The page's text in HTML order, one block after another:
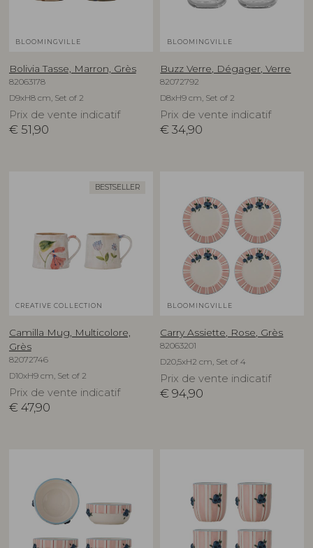
BLOOMINGVILLE
Bolivia Tasse, Marron, Grès
82063178
D9xH8 cm, Set of 2
Prix de vente indicatif
€ 51,90
BLOOMINGVILLE
Buzz Verre, Dégager, Verre
82072792
D8xH9 cm, Set of 2
Prix de vente indicatif
€ 34,90
BESTSELLER
CREATIVE COLLECTION
Camilla Mug, Multicolore,
Grès
82072746
D10xH9 cm, Set of 2
Prix de vente indicatif
€ 47,90
BLOOMINGVILLE
Carry Assiette, Rose, Grès
82063201
D20,5xH2 cm, Set of 4
Prix de vente indicatif
€ 94,90